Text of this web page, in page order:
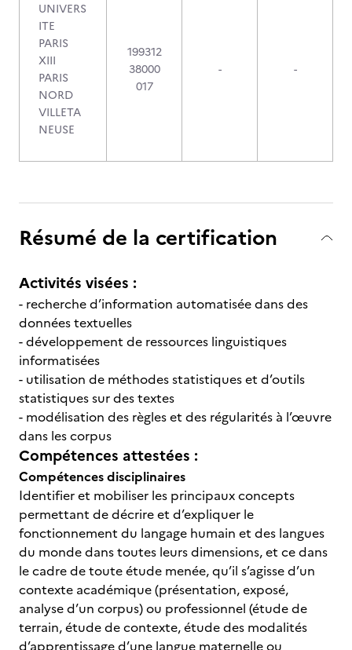
UNIVERS
ITE
PARIS
XIII
PARIS
NORD
VILLETA
NEUSE
199312
38000
017
- -
Résumé de la certification
Activités visées :
- recherche d’information automatisée dans des
données textuelles
- développement de ressources linguistiques
informatisées
- utilisation de méthodes statistiques et d’outils
statistiques sur des textes
- modélisation des règles et des régularités à l’œuvre
dans les corpus
Compétences attestées :
Compétences disciplinaires
Identifier et mobiliser les principaux concepts
permettant de décrire et d’expliquer le
fonctionnement du langage humain et des langues
du monde dans toutes leurs dimensions, et ce dans
le cadre de toute étude menée, qu’il s’agisse d’un
contexte académique (présentation, exposé,
analyse d’un corpus) ou professionnel (étude de
terrain, étude de contexte, étude des modalités
d’apprentissage d’une langue maternelle ou